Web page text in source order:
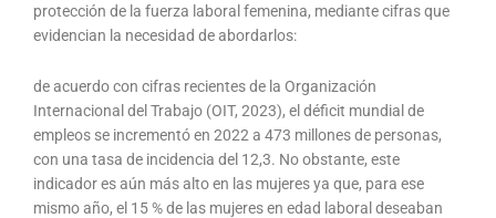
protección de la fuerza laboral femenina, mediante cifras que
evidencian la necesidad de abordarlos:
de acuerdo con cifras recientes de la Organización
Internacional del Trabajo (OIT, 2023), el déficit mundial de
empleos se incrementó en 2022 a 473 millones de personas,
con una tasa de incidencia del 12,3. No obstante, este
indicador es aún más alto en las mujeres ya que, para ese
mismo año, el 15 % de las mujeres en edad laboral deseaban